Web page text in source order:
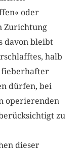
oder
Zurichtung
davon bleibt
halb
fieberhafter
dürfen, bei
operierenden
zu
dieser